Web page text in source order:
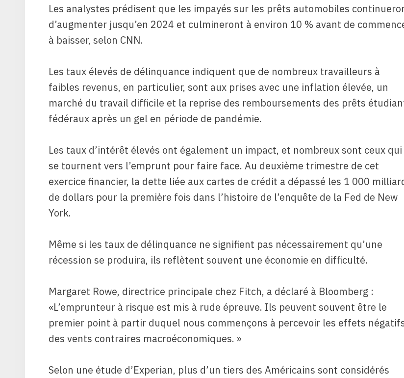
Les analystes prédisent que les impayés sur les prêts automobiles
d’augmenter jusqu’en 2024 et culmineront à environ 10 % avant de
à baisser, selon CNN.
Les taux élevés de délinquance indiquent que de nombreux travailleurs à
faibles revenus, en particulier, sont aux prises avec une inflation élevée, un
marché du travail difficile et la reprise des remboursements des prêts
fédéraux après un gel en période de pandémie.
Les taux d’intérêt élevés ont également un impact, et nombreux sont ceux qui
se tournent vers l’emprunt pour faire face. Au deuxième trimestre de cet
exercice financier, la dette liée aux cartes de crédit a dépassé les 1 000
de dollars pour la première fois dans l’histoire de l’enquête de la Fed de New
York.
Même si les taux de délinquance ne signifient pas nécessairement qu’une
récession se produira, ils reflètent souvent une économie en difficulté.
Margaret Rowe, directrice principale chez Fitch, a déclaré à Bloomberg :
«L’emprunteur à risque est mis à rude épreuve. Ils peuvent souvent être le
premier point à partir duquel nous commençons à percevoir les effets
des vents contraires macroéconomiques. »
Selon une étude d’Experian, plus d’un tiers des Américains sont considérés